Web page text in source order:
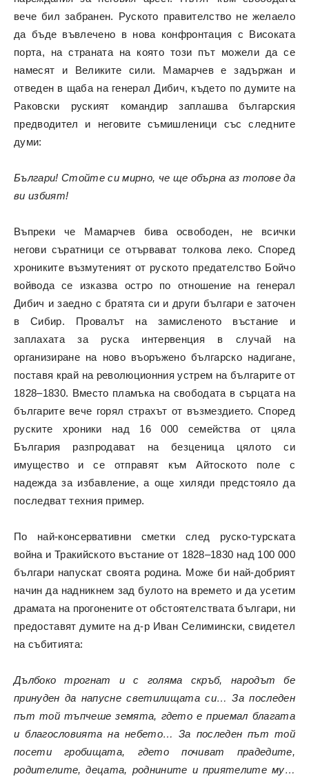
вече бил забранен. Руското правителство не желаело
да бъде въвлечено в нова конфронтация с Високата
порта, на страната на която този път можели да се
намесят и Великите сили. Мамарчев е задържан и
отведен в щаба на генерал Дибич, където по думите на
Раковски руският командир заплашва българския
предводител и неговите съмишленици със следните
думи:
Българи! Стойте си мирно, че ще обърна аз топове да
ви избият!
Въпреки че Мамарчев бива освободен, не всички
негови съратници се отървават толкова леко. Според
хрониките възмутеният от руското предателство Бойчо
войвода се изказва остро по отношение на генерал
Дибич и заедно с братята си и други българи е заточен
в Сибир. Провалът на замисленото въстание и
заплахата за руска интервенция в случай на
организиране на ново въоръжено българско надигане,
поставя край на революционния устрем на българите от
1828–1830. Вместо пламъка на свободата в сърцата на
българите вече горял страхът от възмездието. Според
руските хроники над 16 000 семейства от цяла
България разпродават на безценица цялото си
имущество и се отправят към Айтоското поле с
надежда за избавление, а още хиляди предстояло да
последват техния пример.
По най-консервативни сметки след руско-турската
война и Тракийското въстание от 1828–1830 над 100 000
българи напускат своята родина. Може би най-добрият
начин да надникнем зад булото на времето и да усетим
драмата на прогонените от обстоятелствата българи, ни
предоставят думите на д-р Иван Селимински, свидетел
на събитията:
Дълбоко трогнат и с голяма скръб, народът бе
принуден да напусне светилищата си… За последен
път той тъпчеше земята, гдето е приемал благата
и благословията на небето… За последен път той
посети гробищата, гдето почиват прадедите,
родителите, децата, роднините и приятелите му…